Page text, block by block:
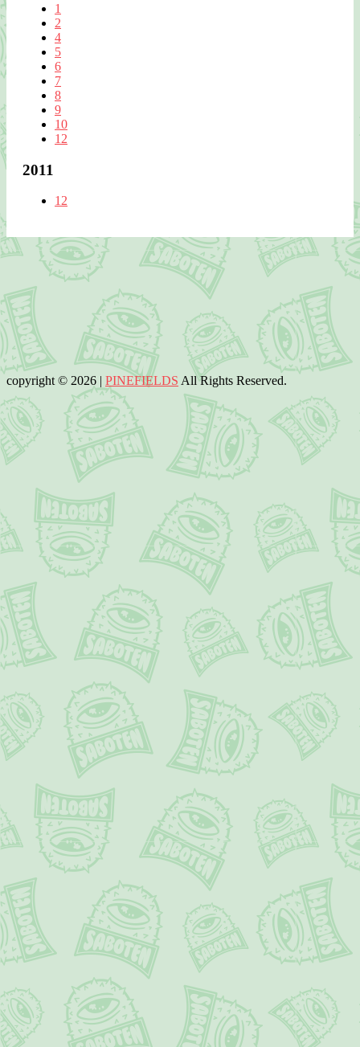
1
2
4
5
6
7
8
9
10
12
2011
12
copyright © 2026 | PINEFIELDS All Rights Reserved.